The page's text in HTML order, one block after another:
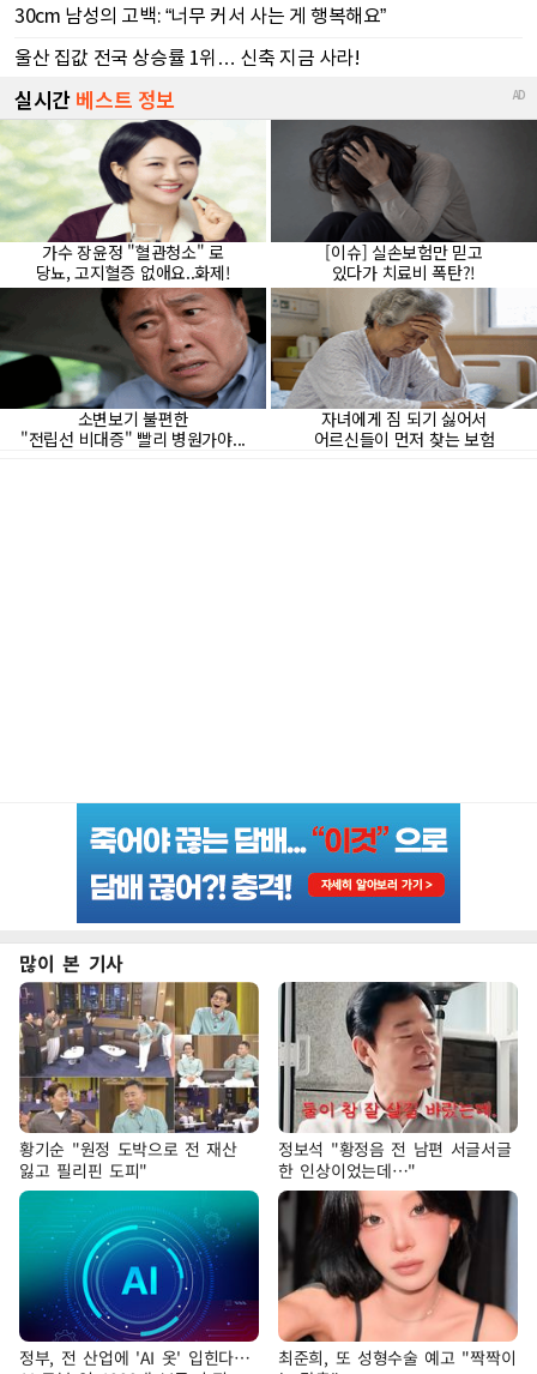
많이 본 기사
황기순 "원정 도박으로 전 재산
잃고 필리핀 도피"
정보석 "황정음 전 남편 서글서글
한 인상이었는데…"
정부, 전 산업에 'AI 옷' 입힌다…
최준희, 또 성형수술 예고 "짝짝이